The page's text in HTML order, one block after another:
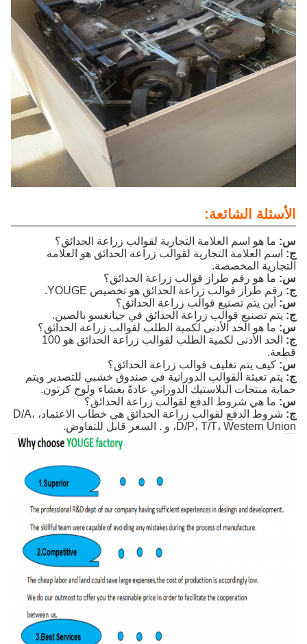
الأسئلة الشائعة:
س:ما هو اسم العلامة التجارية لقوالب زراعة الحدائق؟
ج:اسم العلامة التجارية لقوالب زراعة الحدائق هو العلامة
التجارية المخصصة.
س:ما هو رقم طراز قوالب زراعة الحدائق؟
ج:رقم طراز قوالب زراعة الحدائق هو تخصيص YOUGE.
س:أين يتم تصنيع قوالب زراعة الحدائق؟
ج:يتم تصنيع قوالب زراعة الحدائق في جيانغسو بالصين.
س:ما هو الحد الأدنى لكمية الطلب لقوالب زراعة الحدائق؟
ج:
الحد الأدنى لكمية الطلب لقوالب زراعة الحدائق هو 100
قطعة.
س:كيف يتم تغليف قوالب زراعة الحدائق؟
ج:يتم تعبئة القوالب الدورانية في صندوق خشبي للتصدير ويتم
حماية منتجات البلاستيك الدوراني عادةً بغشاء ولوح كرتون.
س:ما هي شروط الدفع لقوالب زراعة الحدائق؟
ج:
شروط الدفع لقوالب زراعة الحدائق هي خطاب الاعتماد، D/A،
D/P، T/T، Western Union، و . السعر قابل للتفاوض.